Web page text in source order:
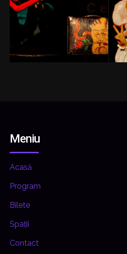
Meniu
Acasă
Program
Bilete
Spații
Contact